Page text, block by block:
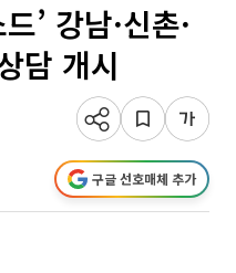
’ 강남·신촌·
담 개시
구글 선호매체 추가